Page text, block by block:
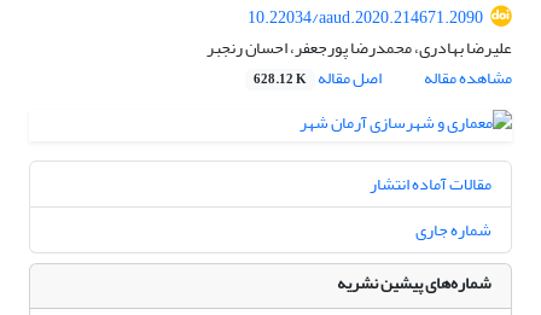
10.22034/aaud.2020.214671.2090
علیرضا بهادری، محمدرضا پورجعفر، احسان رنجبر
مشاهده مقاله
اصل مقاله 628.12 K
مقالات آماده انتشار
شماره جاری
شماره‌های پیشین نشریه